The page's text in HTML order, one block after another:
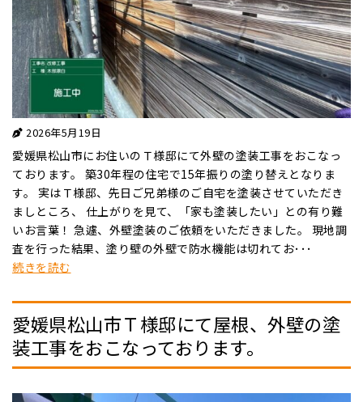
2026年5月19日
愛媛県松山市にお住いのＴ様邸にて外壁の塗装工事をおこなっ
ております。 築30年程の住宅で15年振りの塗り替えとなりま
す。 実はＴ様邸、先日ご兄弟様のご自宅を塗装させていただき
ましところ、 仕上がりを見て、「家も塗装したい」との有り難
いお言葉！ 急遽、外壁塗装のご依頼をいただきました。 現地調
査を行った結果、塗り壁の外壁で防水機能は切れてお･･･
続きを読む
愛媛県松山市Ｔ様邸にて屋根、外壁の塗
装工事をおこなっております。